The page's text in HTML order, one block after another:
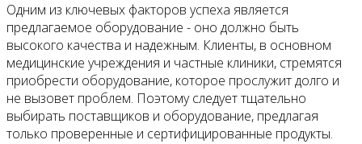
Одним из ключевых факторов успеха является
предлагаемое оборудование - оно должно быть
высокого качества и надежным. Клиенты, в основном
медицинские учреждения и частные клиники, стремятся
приобрести оборудование, которое прослужит долго и
не вызовет проблем. Поэтому следует тщательно
выбирать поставщиков и оборудование, предлагая
только проверенные и сертифицированные продукты.